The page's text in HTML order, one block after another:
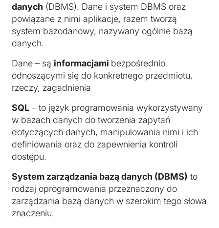
danych (DBMS). Dane i system DBMS oraz
powiązane z nimi aplikacje, razem tworzą
system bazodanowy, nazywany ogólnie bazą
danych.
Dane – są informacjami bezpośrednio
odnoszącymi się do konkretnego przedmiotu,
rzeczy, zagadnienia
SQL – to język programowania wykorzystywany
w bazach danych do tworzenia zapytań
dotyczących danych, manipulowania nimi i ich
definiowania oraz do zapewnienia kontroli
dostępu.
System zarządzania bazą danych (DBMS) to
rodzaj oprogramowania przeznaczony do
zarządzania bazą danych w szerokim tego słowa
znaczeniu.